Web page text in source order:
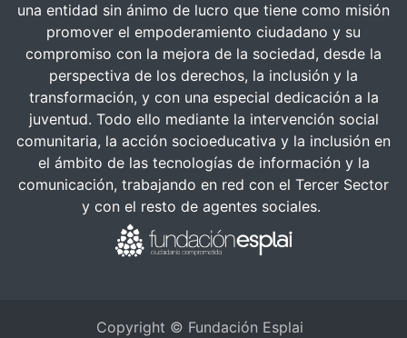
una entidad sin ánimo de lucro que tiene como misión
promover el empoderamiento ciudadano y su
compromiso con la mejora de la sociedad, desde la
perspectiva de los derechos, la inclusión y la
transformación, y con una especial dedicación a la
juventud. Todo ello mediante la intervención social
comunitaria, la acción socioeducativa y la inclusión en
el ámbito de las tecnologías de información y la
comunicación, trabajando en red con el Tercer Sector
y con el resto de agentes sociales.
Copyright © Fundación Esplai